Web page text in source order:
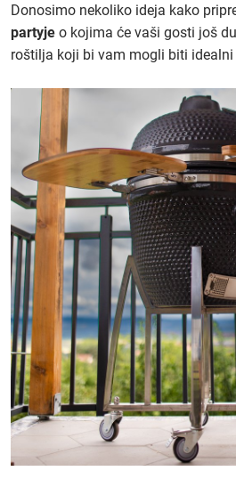
Donosimo nekoliko ideja kako
partyje o kojima će vaši gosti još
roštilja koji bi vam mogli biti idealni